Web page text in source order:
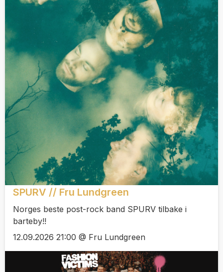
SPURV // Fru Lundgreen
Norges beste post-rock band SPURV tilbake i
barteby!!
12.09.2026 21:00 @ Fru Lundgreen